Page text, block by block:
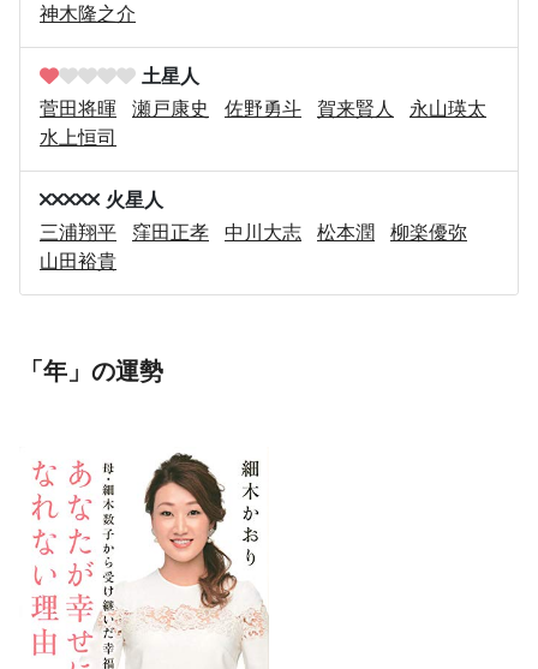
神木隆之介
土星人
菅田将暉
瀬戸康史 佐野勇斗 賀来賢人
永山瑛太
水上恒司
火星人
三浦翔平
窪田正孝 中川大志 松本潤
柳楽優弥
山田裕貴
「年」の運勢